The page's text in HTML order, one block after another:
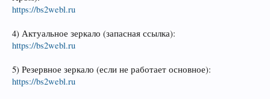
https://bs2webl.ru
4) Актуальное зеркало (запасная ссылка):
https://bs2webl.ru
5) Резервное зеркало (если не работает основное):
https://bs2webl.ru